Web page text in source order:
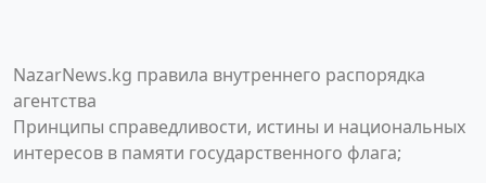
NazarNews.kg правила внутреннего распорядка
агентства
Принципы справедливости, истины и национальных
интересов в памяти государственного флага;